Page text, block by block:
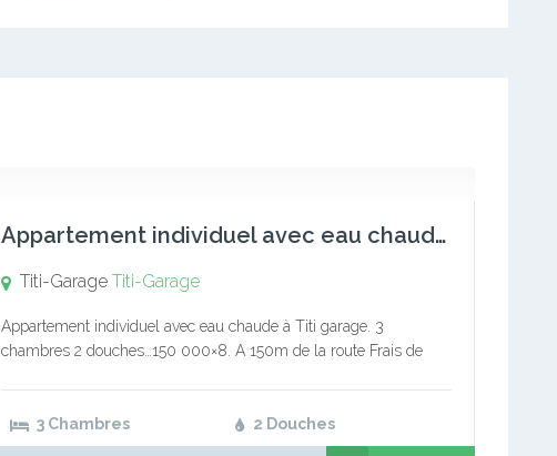
Appartement individuel avec eau chaude à Titi garage. 3 cham
Titi-Garage Titi-Garage
Appartement individuel avec eau chaude à Titi garage. 3
chambres 2 douches…150 000×8. A 150m de la route Frais de
3 Chambres 2 Douches